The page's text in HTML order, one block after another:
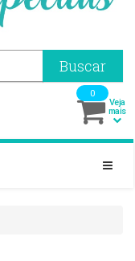
Buscar
0
Veja
mais